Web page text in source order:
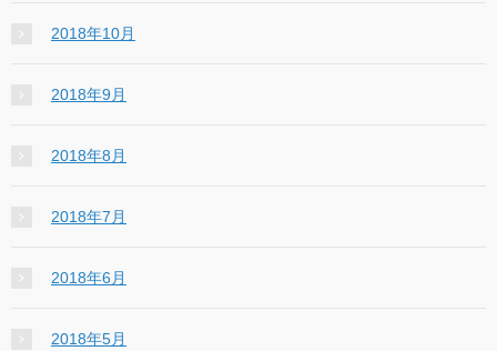
2018年10月
2018年9月
2018年8月
2018年7月
2018年6月
2018年5月